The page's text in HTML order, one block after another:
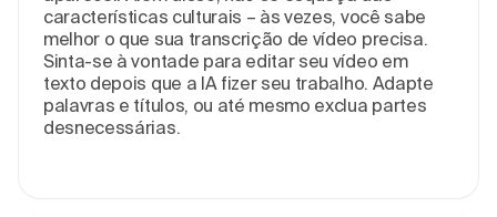
características culturais – às vezes, você sabe
melhor o que sua transcrição de vídeo precisa.
Sinta-se à vontade para editar seu vídeo em
texto depois que a IA fizer seu trabalho. Adapte
palavras e títulos, ou até mesmo exclua partes
desnecessárias.